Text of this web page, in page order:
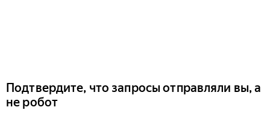
Подтвердите, что запросы отправляли вы, а
не робот